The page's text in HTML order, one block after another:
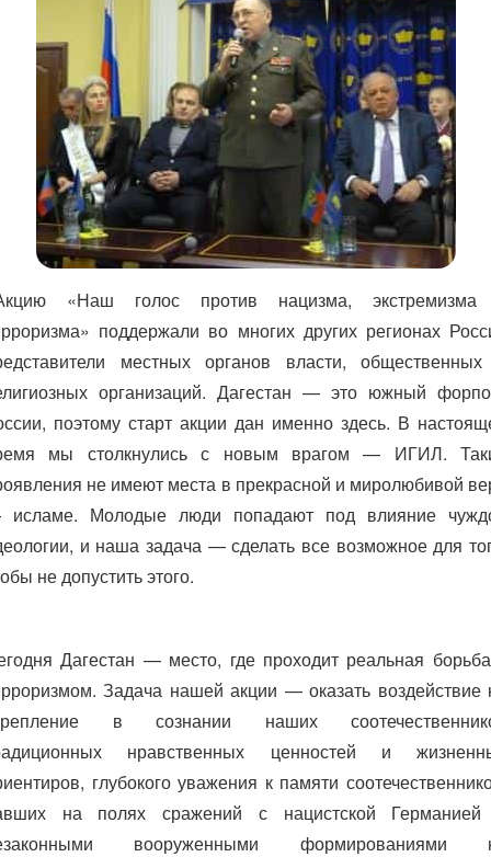
«Наш голос против нацизма,
поддержали во многих других регионах
местных органов власти,
организаций. Дагестан — это южный
поэтому старт акции дан именно здесь. В
мы столкнулись с новым врагом — ИГИЛ.
не имеют места в прекрасной и миролюбивой
Молодые люди попадают под влияние
и наша задача — сделать все возможное для
не допустить этого.
Дагестан — место, где проходит реальная
Задача нашей акции — оказать воздействие
в сознании наших
нравственных ценностей и
глубокого уважения к памяти
на полях сражений с нацистской
вооруженными формированиями